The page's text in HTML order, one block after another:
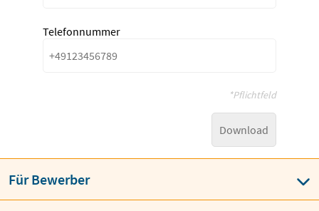
Telefonnummer
*Pflichtfeld
Download
Für Bewerber